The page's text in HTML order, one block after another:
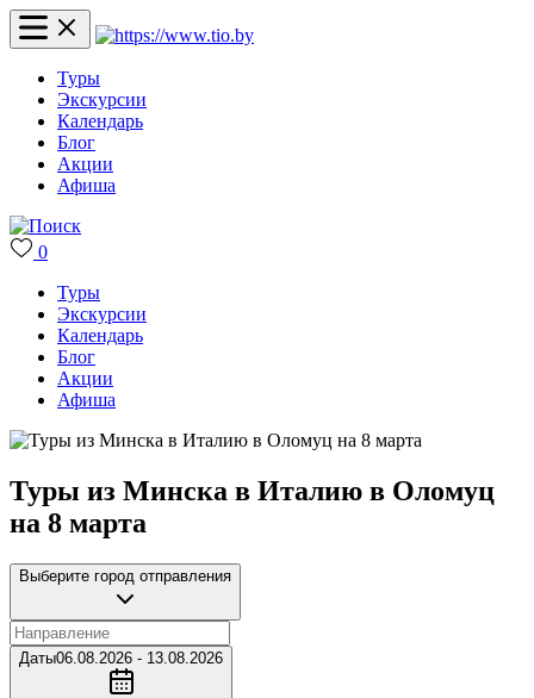
Туры
Экскурсии
Календарь
Блог
Акции
Афиша
0
Туры
Экскурсии
Календарь
Блог
Акции
Афиша
Туры из Минска в Италию в Оломуц
на 8 марта
Выберите город отправления
Даты06.08.2026 - 13.08.2026